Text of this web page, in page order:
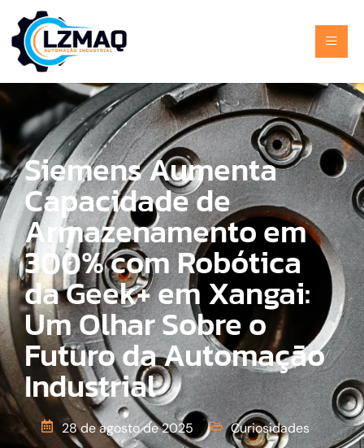
Siemens Aumenta
Capacidade de
Armazenamento em
300% com Robótica
da Geek+ em Xangai:
Um Olhar Sobre o
Futuro da Automação
Industrial
28 de agosto de 2025 Curiosidades